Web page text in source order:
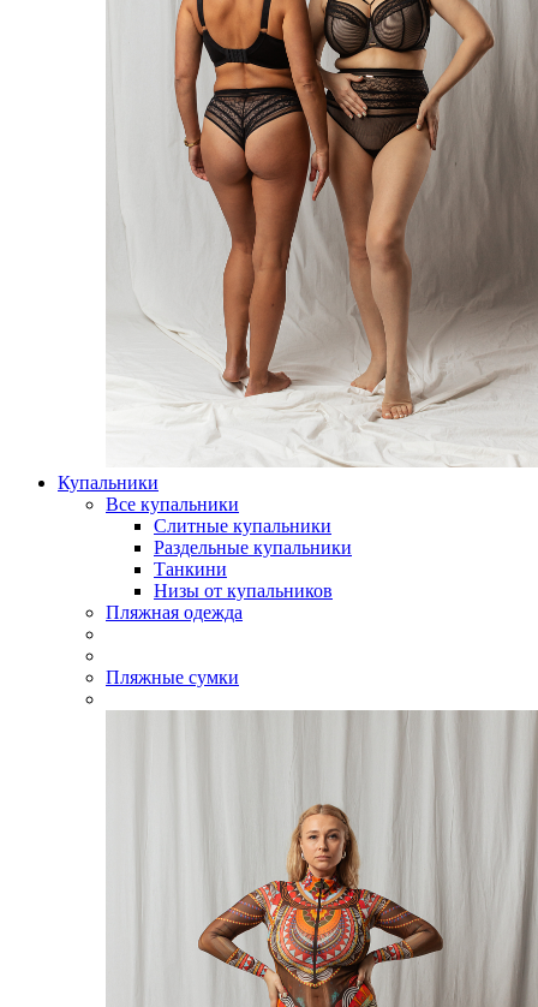
Купальники
Все купальники
Слитные купальники
Раздельные купальники
Танкини
Низы от купальников
Пляжная одежда
Пляжные сумки